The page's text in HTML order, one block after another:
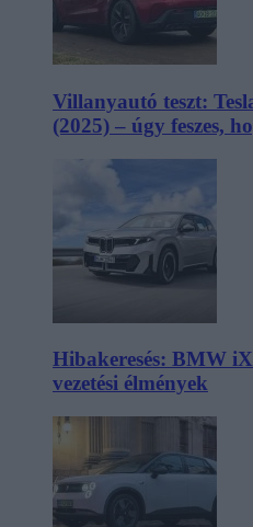
Villanyautó teszt:
(2025) – úgy feszes,
Hibakeresés: BMW
vezetési élmények